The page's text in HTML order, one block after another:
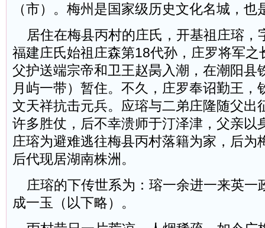
（市）。梅州是国家级历史文化名城，也
居住在梅县丙村的庄氏，开基祖庄瑢，
福建庄氏始祖庄森第18代孙，庄罗将军之
父护送端宗帝和卫王赵昺入潮，在潮阳县
月屿一带）暂住。不久，庄罗奉诏勤王，
文天祥抗击元兵。应瑢与二弟庄隆随父出
许多胜仗，后不幸溃师于汀泽津，父亲以
庄瑢为避难逃往梅县丙村落籍为家，后为
后代现居湖南株洲。
庄瑢的下传世系为：瑢一余进一来英一
成一玉（以下略）。